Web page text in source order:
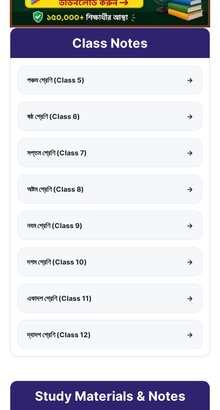
Class Notes
পঞ্চম শ্রেণি (Class 5) →
ষষ্ঠ শ্রেণি (Class 6) →
সপ্তম শ্রেণি (Class 7) →
অষ্টম শ্রেণি (Class 8) →
নবম শ্রেণি (Class 9) →
দশম শ্রেণি (Class 10) →
একাদশ শ্রেণি (Class 11) →
দ্বাদশ শ্রেণি (Class 12) →
Study Materials & Notes